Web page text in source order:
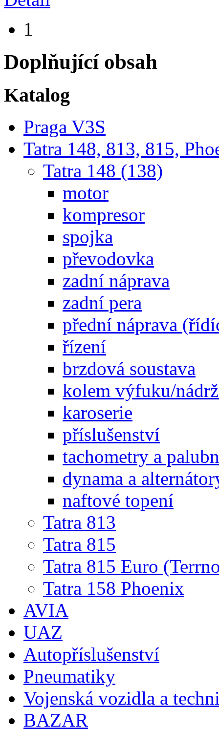
1
Doplňující obsah
Katalog
Praga V3S
Tatra 148, 813, 815,
Tatra 148 (138)
motor
kompresor
spojka
převodovka
zadní náprava
zadní pera
přední náprava
řízení
brzdová soustava
kolem výfuku/
karoserie
příslušenství
tachometry a
dynama a
naftové topení
Tatra 813
Tatra 815
Tatra 815 Euro
Tatra 158 Phoenix
AVIA
UAZ
Autopříslušenství
Pneumatiky
Vojenská vozidla a
BAZAR